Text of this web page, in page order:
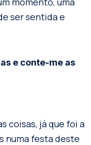
ser sentida e
e conte-me as
coisas, já que foi a
numa festa deste